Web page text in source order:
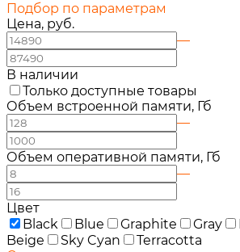
Подбор по параметрам
Цена, руб.
—
В наличии
Только доступные товары
Объем встроенной памяти, Гб
—
Объем оперативной памяти, Гб
—
Цвет
Black
Blue Graphite Gray
Beige
Sky Cyan
Terracotta